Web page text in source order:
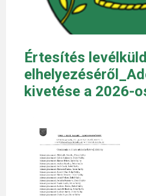
Értesítés
kivetése a 2026-